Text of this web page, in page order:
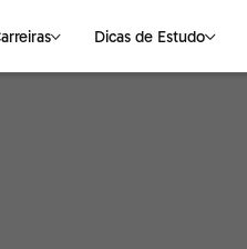
Dicas de Estudo